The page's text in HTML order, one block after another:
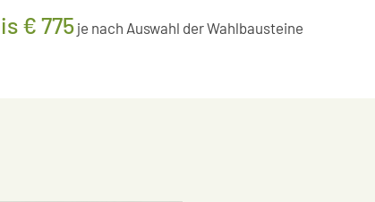
€ 775je nach Auswahl der Wahlbausteine